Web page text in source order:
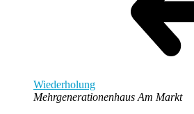
Wiederholung
Mehrgenerationenhaus Am Markt